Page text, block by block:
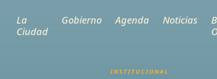
La
Ciudad
Gobierno Agenda Noticias
INSTITUCIONAL